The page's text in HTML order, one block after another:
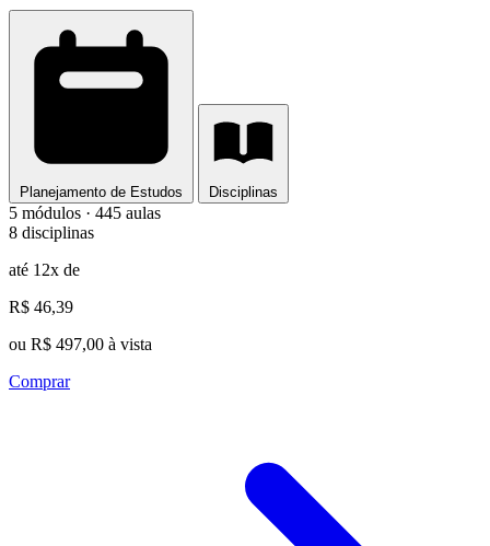
Planejamento de Estudos Disciplinas
5 módulos · 445 aulas
8 disciplinas
até 12x de
R$ 46,39
ou R$ 497,00 à vista
Comprar